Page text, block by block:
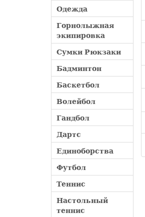
Одежда
Горнолыжная
экипировка
Сумки Рюкзаки
Бадминтон
Баскетбол
Волейбол
Гандбол
Дартс
Единоборства
Футбол
Теннис
Настольный
теннис